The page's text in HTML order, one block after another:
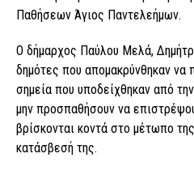
Παθήσεων Άγιος Παντελεήμων.
Ο δήμαρχος Παύλου Μελά,
δημότες που απομακρύνθηκαν να
σημεία που υποδείχθηκαν από
μην προσπαθήσουν να
βρίσκονται κοντά στο μέτωπο
κατάσβεσή της.